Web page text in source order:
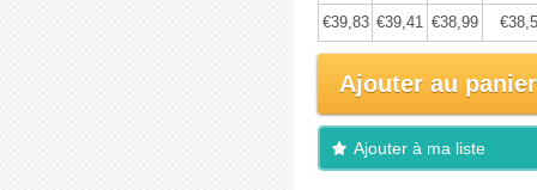
€39,83 €39,41 €38,99
Ajouter au panier
Ajouter à ma liste